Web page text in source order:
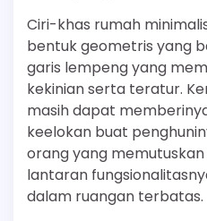
Ciri-khas rumah
bentuk geometris yang
garis lempeng yang
kekinian serta teratur.
masih dapat
keelokan buat
orang yang
lantaran
dalam ruangan terbatas.